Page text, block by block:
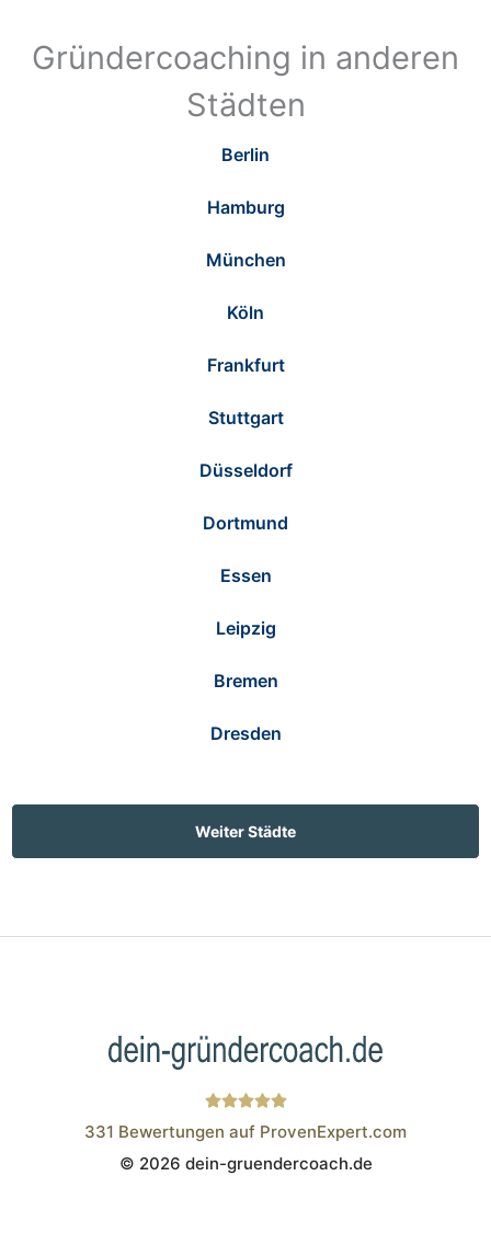
Gründercoaching in anderen
Städten
Berlin
Hamburg
München
Köln
Frankfurt
Stuttgart
Düsseldorf
Dortmund
Essen
Leipzig
Bremen
Dresden
Weiter Städte
Wistor GmbH
331 Bewertungen auf ProvenExpert.com
© 2026 dein-gruendercoach.de